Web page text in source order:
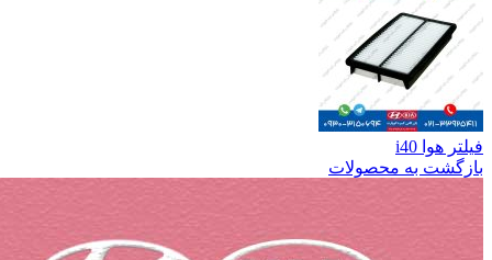
فیلتر هوا i40
بازگشت به محصولات